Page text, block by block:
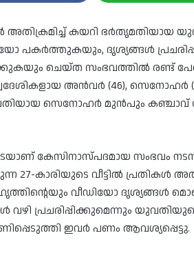
അതിക്രമിച്ച് കയറി
ദൃശ്യങ്ങൾ
ചെയ്ത സംഭവത്തിൽ രണ്ട്
അൻവർ (46), സെനോഹർ
പ്രതിയായ സെനോഹർ മുൻപും
കേസിനാസ്പദമായ സംഭവം
27-കാരിയുടെ വീട്ടിൽ പ്രതികൾ
വീഡിയോ ദൃശ്യങ്ങൾ
പ്രചരിപ്പിക്കുമെന്നും
ഇവർ പണം ആവശ്യപ്പെട്ടു.